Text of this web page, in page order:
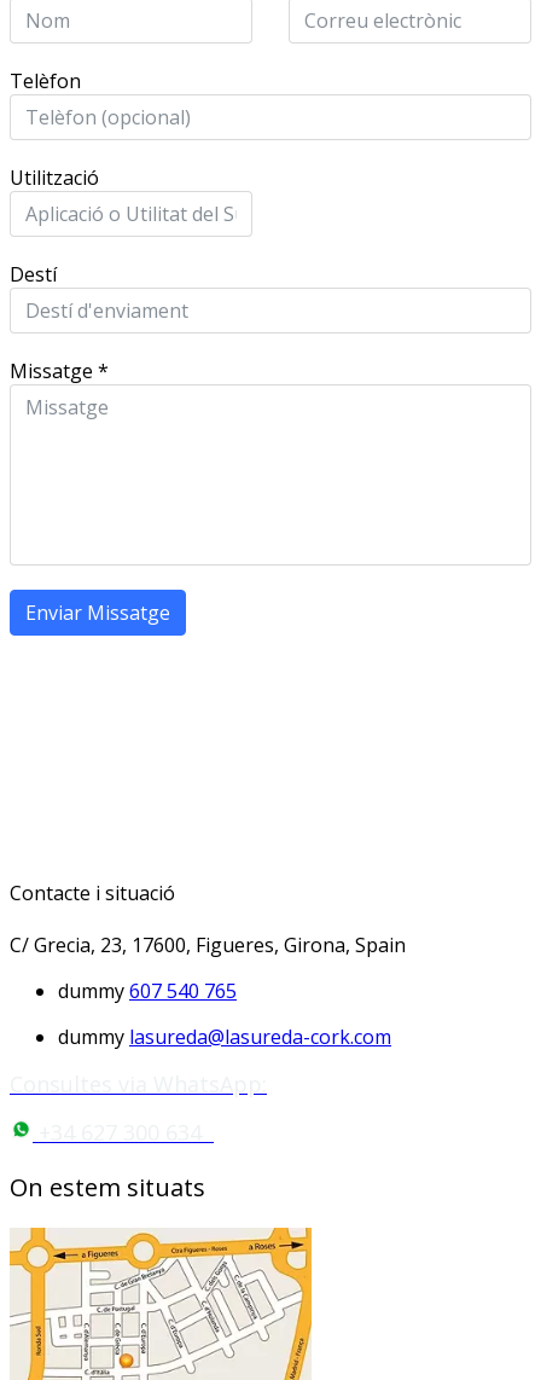
Telèfon
Utilització
Destí
Missatge *
Enviar Missatge
Contacte i situació
C/ Grecia, 23, 17600, Figueres, Girona, Spain
dummy607 540 765
dummy lasureda@lasureda-cork.com
On estem situats